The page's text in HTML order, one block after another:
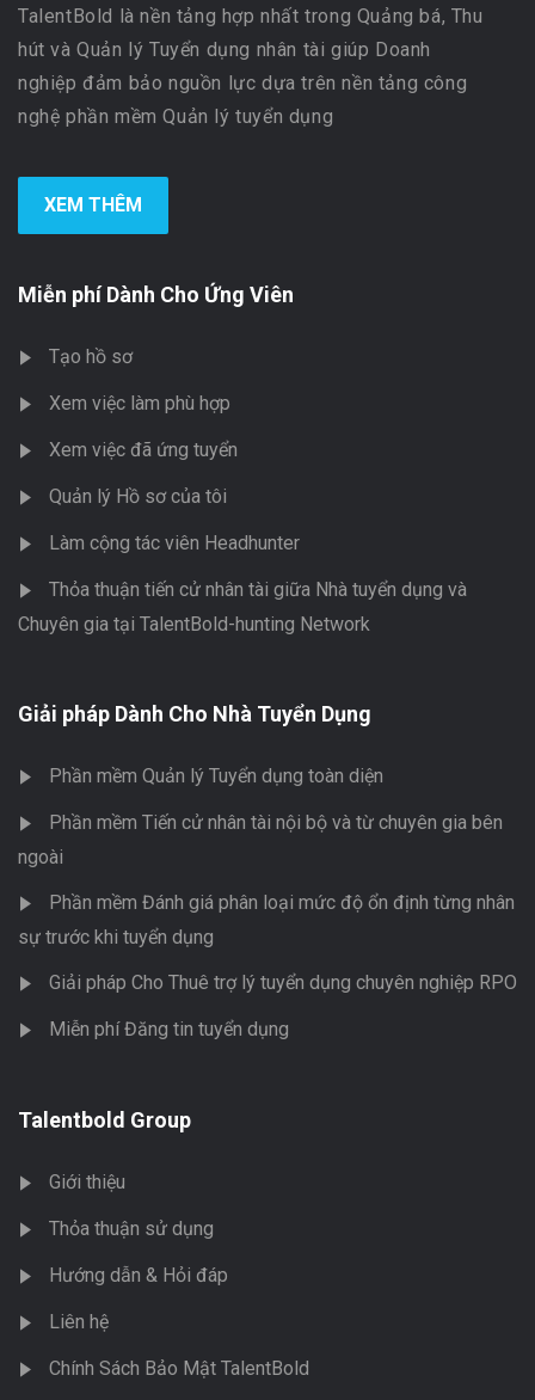
TalentBold là nền tảng hợp nhất trong Quảng bá, Thu
hút và Quản lý Tuyển dụng nhân tài giúp Doanh
nghiệp đảm bảo nguồn lực dựa trên nền tảng công
nghệ phần mềm Quản lý tuyển dụng
XEM THÊM
Miễn phí Dành Cho Ứng Viên
Tạo hồ sơ
Xem việc làm phù hợp
Xem việc đã ứng tuyển
Quản lý Hồ sơ của tôi
Làm cộng tác viên Headhunter
Thỏa thuận tiến cử nhân tài giữa Nhà tuyển dụng và
Chuyên gia tại TalentBold-hunting Network
Giải pháp Dành Cho Nhà Tuyển Dụng
Phần mềm Quản lý Tuyển dụng toàn diện
Phần mềm Tiến cử nhân tài nội bộ và từ chuyên gia bên
ngoài
Phần mềm Đánh giá phân loại mức độ ổn định từng nhân
sự trước khi tuyển dụng
Giải pháp Cho Thuê trợ lý tuyển dụng chuyên nghiệp RPO
Miễn phí Đăng tin tuyển dụng
Talentbold Group
Giới thiệu
Thỏa thuận sử dụng
Hướng dẫn & Hỏi đáp
Liên hệ
Chính Sách Bảo Mật TalentBold